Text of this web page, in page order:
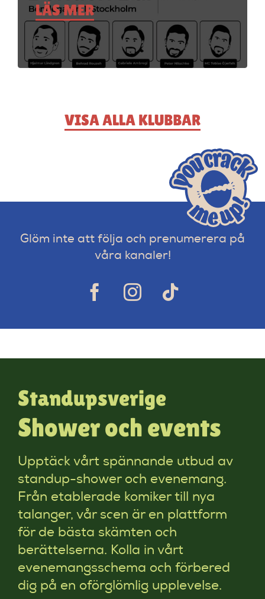
LÄS MER
VISA ALLA KLUBBAR
Glöm inte att följa och prenumerera på
våra kanaler!
Standupsverige
Shower och events
Upptäck vårt spännande utbud av
standup-shower och evenemang.
Från etablerade komiker till nya
talanger, vår scen är en plattform
för de bästa skämten och
berättelserna. Kolla in vårt
evenemangsschema och förbered
dig på en oförglömlig upplevelse.